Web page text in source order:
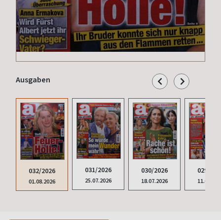
Ausgaben
032/2026
01.08.2026
031/2026
25.07.2026
030/2026
18.07.2026
029/